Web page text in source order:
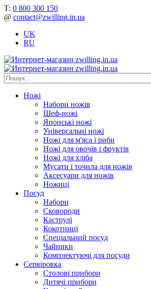
Т: 0 800 300 150
@ contact@zwilling.in.ua
UK
RU
Ножі
Набори ножів
Шеф-ножі
Японські ножі
Універсальні ножі
Ножі для м'яса і риби
Ножі для овочів і фруктів
Ножі для хліба
Мусати і точила для ножів
Аксесуари для ножів
Ножиці
Посуд
Набори
Сковороди
Каструлі
Кокотниці
Cпеціальний посуд
Чайники
Комплектуючі для посуди
Сервіровка
Столові прибори
Дитячі прибори